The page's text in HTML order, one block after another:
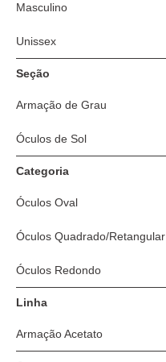
Masculino
Unissex
Seção
Armação de Grau
Óculos de Sol
Categoria
Óculos Oval
Óculos Quadrado/Retangular
Óculos Redondo
Linha
Armação Acetato